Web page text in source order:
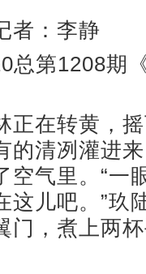
：李静
第1208期
在转黄，摇
的清冽灌进
空气里。“一
这儿吧。”玖
门，煮上两